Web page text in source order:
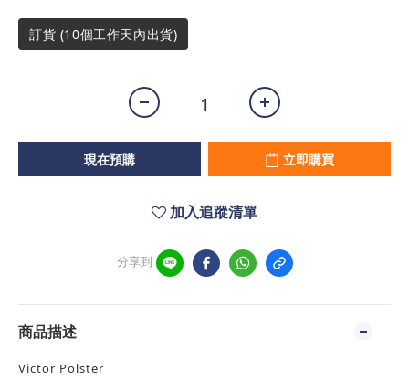
訂貨 (10個工作天內出貨)
現在預購 立即購買
加入追蹤清單
分享到
商品描述
Victor Polster